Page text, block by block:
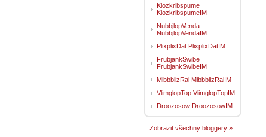
Klozkribspume
KlozkribspumeIM
NubbjlopVenda
NubbjlopVendaIM
PlixplixDat PlixplixDatIM
FrubjankSwibe
FrubjankSwibeIM
MibbblizRal MibbblizRalIM
VlimglopTop VlimglopTopIM
Droozosow DroozosowIM
Zobrazit všechny bloggery »